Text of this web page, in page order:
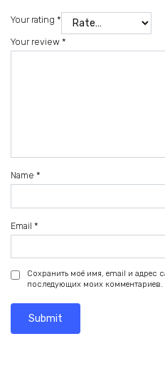
Your rating *
Your review *
Name *
Email *
Сохранить моё имя, email и адрес
последующих моих комментариев.